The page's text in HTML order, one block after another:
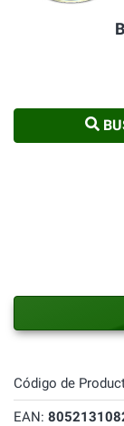
Código de
EAN: